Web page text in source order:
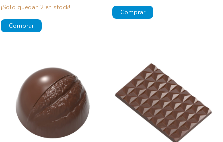
¡Solo quedan 2 en stock!